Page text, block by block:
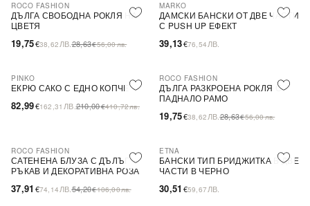
-31%
ROCO FASHION
ДЪЛГА СВОБОДНА РОКЛЯ НА
ЦВЕТЯ
19,75€38,62 ЛВ.28,63€56,00лв.
MARKO
ДАМСКИ БАНСКИ ОТ ДВЕ ЧАСТИ
С PUSH UP ЕФЕКТ
39,13€76,54 ЛВ.
-60%
PINKO
ЕКРЮ САКО С ЕДНО КОПЧЕ
82,99€162,31 ЛВ.210,00€410,72лв.
-31%
ROCO FASHION
ДЪЛГА РАЗКРОЕНА РОКЛЯ С
ПАДНАЛО РАМО
19,75€38,62 ЛВ.28,63€56,00лв.
-30%
ROCO FASHION
САТЕНЕНА БЛУЗА С ДЪЛЪГ
РЪКАВ И ДЕКОРАТИВНА РОЗА
37,91 €74,14 ЛВ.54,20€106,00лв.
ETNA
БАНСКИ ТИП БРИДЖИТКА В ДВЕ
ЧАСТИ В ЧЕРНО
30,51 €59,67 ЛВ.